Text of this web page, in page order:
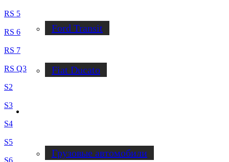
Ford Transit
Fiat Ducato
Грузовые автомобили
RS 5
RS 6
RS 7
RS Q3
S2
S3
S4
S5
S6